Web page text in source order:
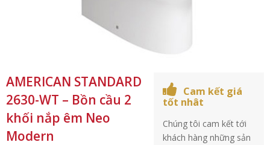
AMERICAN STANDARD
2630-WT – Bồn cầu 2
khối nắp êm Neo
Modern
Cam kết giá
tốt nhât
Chúng tôi cam kết tới
khách hàng những sản